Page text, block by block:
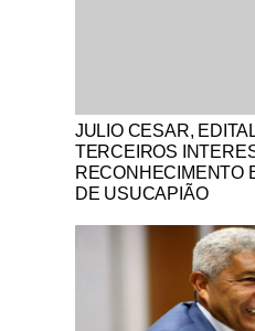
Notícias Católicas
JULIO CESAR,
TERCEIROS
RECONHECIMENTO
DE USUCAPIÃO